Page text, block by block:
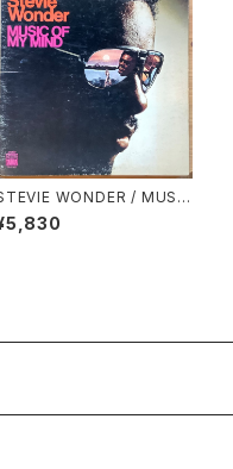
WONDER / MUSI
OF MY MIND